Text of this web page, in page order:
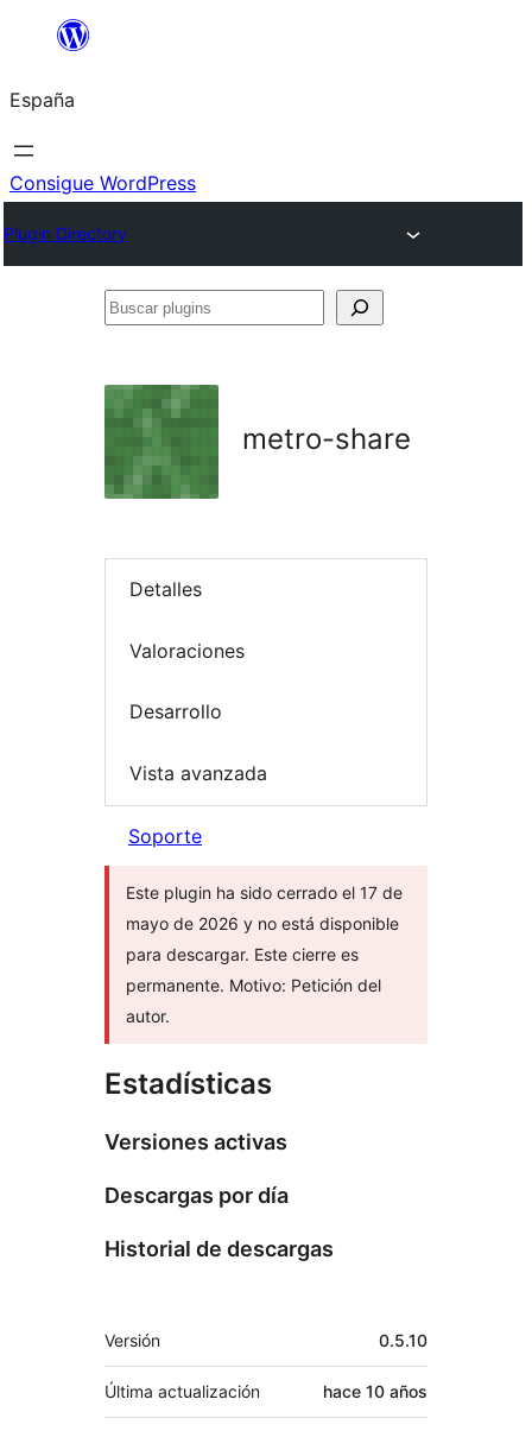
Saltar
contenido
España
Consigue WordPress
Plugin Directory
Buscar
metro-share
Detalles
Valoraciones
Desarrollo
Vista avanzada
Soporte
Este plugin ha sido cerrado el 17 de
mayo de 2026 y no está disponible
para descargar. Este cierre es
permanente. Motivo: Petición del
autor.
Estadísticas
Versiones activas
Descargas por día
Historial de descargas
Meta
Versión 0.5.10
Última actualización hace 10 años